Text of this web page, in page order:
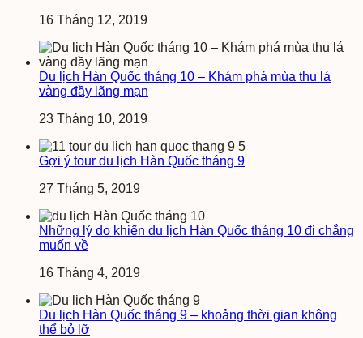
16 Tháng 12, 2019
Du lịch Hàn Quốc tháng 10 – Khám phá mùa thu lá
vàng đầy lãng mạn
23 Tháng 10, 2019
Gợi ý tour du lịch Hàn Quốc tháng 9
27 Tháng 5, 2019
Những lý do khiến du lịch Hàn Quốc tháng 10 đi chẳng
muốn về
16 Tháng 4, 2019
Du lịch Hàn Quốc tháng 9 – khoảng thời gian không
thể bỏ lỡ